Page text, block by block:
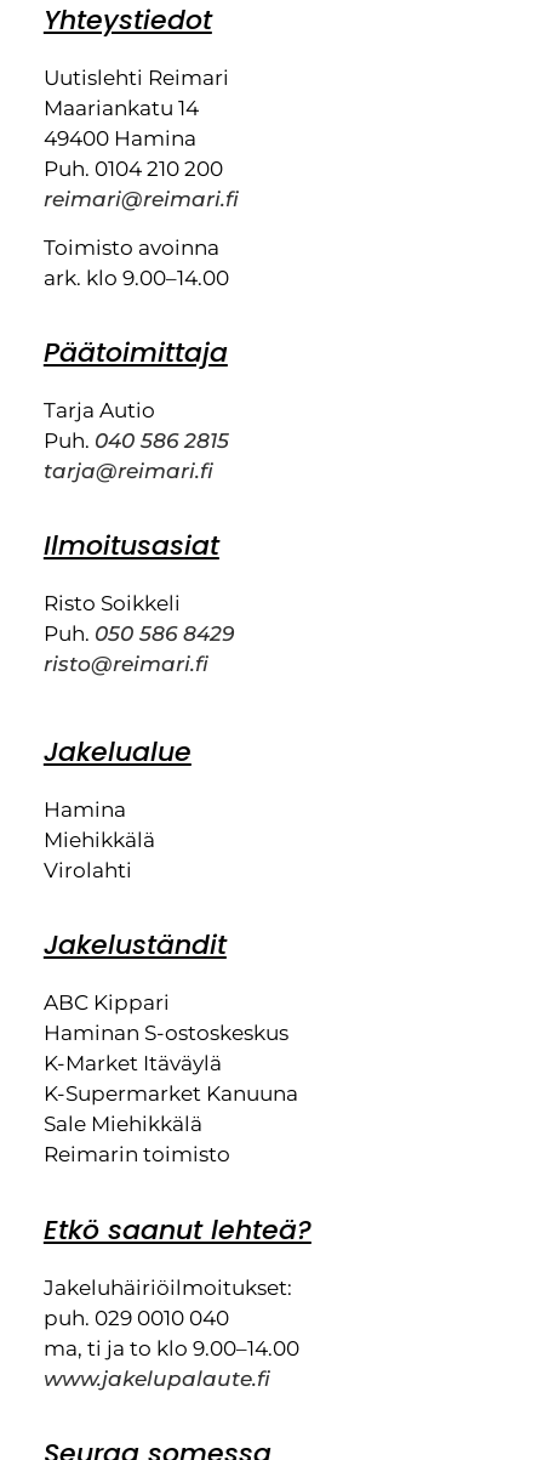
Yhteystiedot
Uutislehti Reimari
Maariankatu 14
49400 Hamina
Puh. 0104 210 200
reimari@reimari.fi
Toimisto avoinna
ark. klo 9.00–14.00
Päätoimittaja
Tarja Autio
Puh. 040 586 2815
tarja@reimari.fi
Ilmoitusasiat
Risto Soikkeli
Puh. 050 586 8429
risto@reimari.fi
Jakelualue
Hamina
Miehikkälä
Virolahti
Jakeluständit
ABC Kippari
Haminan S-ostoskeskus
K-Market Itäväylä
K-Supermarket Kanuuna
Sale Miehikkälä
Reimarin toimisto
Etkö saanut lehteä?
Jakeluhäiriöilmoitukset:
puh. 029 0010 040
ma, ti ja to klo 9.00–14.00
www.jakelupalaute.fi